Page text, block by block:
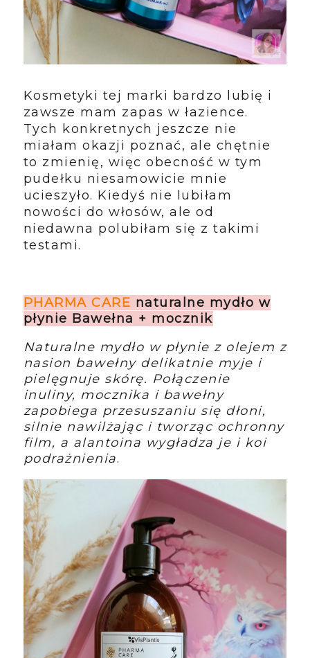
Kosmetyki tej marki bardzo lubię i
zawsze mam zapas w łazience.
Tych konkretnych jeszcze nie
miałam okazji poznać, ale chętnie
to zmienię, więc obecność w tym
pudełku niesamowicie mnie
ucieszyło. Kiedyś nie lubiłam
nowości do włosów, ale od
niedawna polubiłam się z takimi
testami.
PHARMA CARE naturalne mydło w
płynie Bawełna + mocznik
Naturalne mydło w płynie z olejem z
nasion bawełny delikatnie myje i
pielęgnuje skórę. Połączenie
inuliny, mocznika i bawełny
zapobiega przesuszaniu się dłoni,
silnie nawilżając i tworząc ochronny
film, a alantoina wygładza je i koi
podrażnienia.